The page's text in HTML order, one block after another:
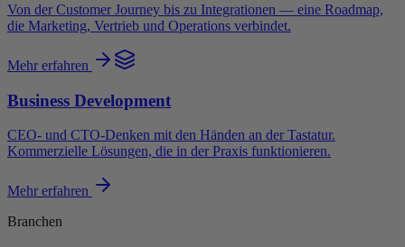
Von der Customer Journey bis zu Integrationen — eine Roadmap,
die Marketing, Vertrieb und Operations verbindet.
Mehr erfahren
Business Development
CEO- und CTO-Denken mit den Händen an der Tastatur.
Kommerzielle Lösungen, die in der Praxis funktionieren.
Mehr erfahren
Branchen